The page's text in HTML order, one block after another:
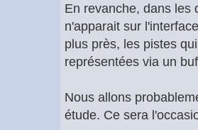
En revanche, dans les
n'apparait sur
plus près, les pistes
représentées via un
Nous allons
étude. Ce sera